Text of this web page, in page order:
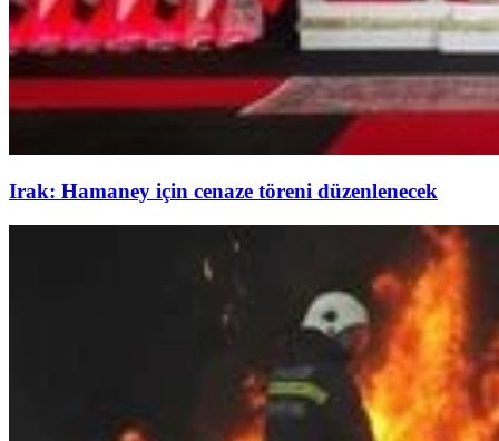
Irak: Hamaney için cenaze töreni düzenlenecek